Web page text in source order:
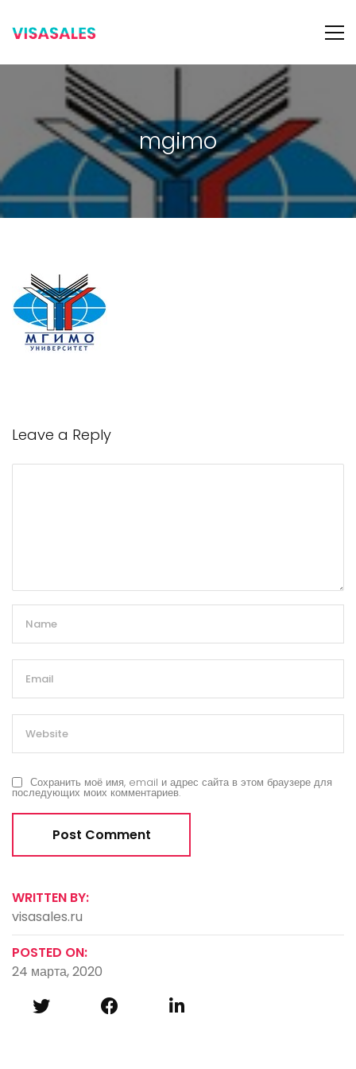
mgimo
Leave a Reply
Сохранить моё имя, email и адрес сайта в этом браузере для
последующих моих комментариев.
WRITTEN BY:
visasales.ru
POSTED ON:
24 марта, 2020